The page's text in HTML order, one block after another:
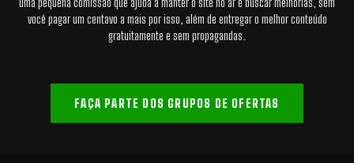
você pagar um centavo a mais por isso, além de entregar o melhor conteúdo
gratuitamente e sem propagandas.
FAÇA PARTE DOS GRUPOS DE OFERTAS